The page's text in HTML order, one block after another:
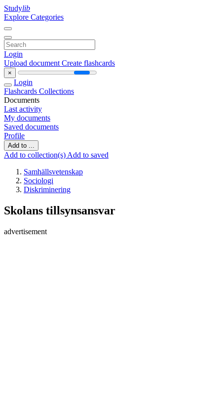
Studylib
Explore Categories
Login
Upload document Create flashcards
×
Login
Flashcards Collections
Documents
Last activity
My documents
Saved documents
Profile
Add to ...
Add to collection(s) Add to saved
Samhällsvetenskap
Sociologi
Diskriminering
Skolans tillsynsansvar
advertisement